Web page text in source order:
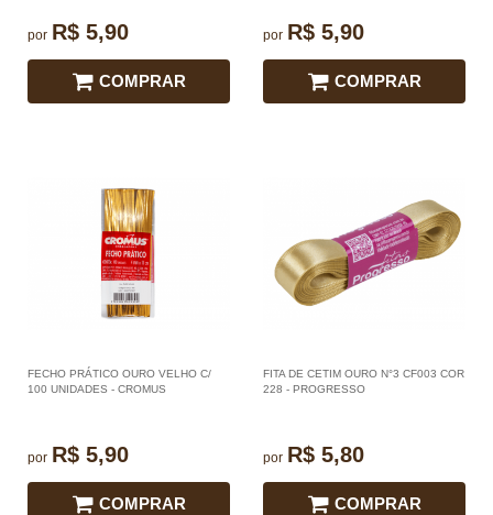
por R$ 5,90
COMPRAR
por R$ 5,90
COMPRAR
FECHO PRÁTICO OURO VELHO C/
100 UNIDADES - CROMUS
por R$ 5,90
COMPRAR
FITA DE CETIM OURO N°3 CF003 COR
228 - PROGRESSO
por R$ 5,80
COMPRAR